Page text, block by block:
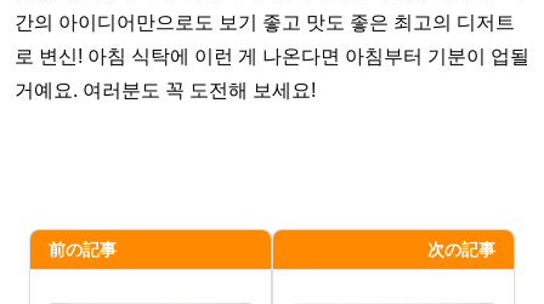
간의 아이디어만으로도 보기 좋고 맛도 좋은 최고의 디저트
로 변신! 아침 식탁에 이런 게 나온다면 아침부터 기분이 업될
거예요. 여러분도 꼭 도전해 보세요!
前の記事 次の記事